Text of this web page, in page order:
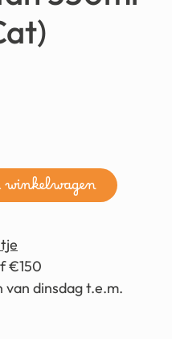
winkelwagen
€150
van dinsdag t.e.m.